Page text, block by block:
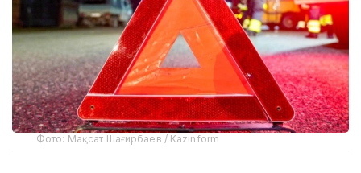
Фото: Мақсат Шағирбаев / Kazinform